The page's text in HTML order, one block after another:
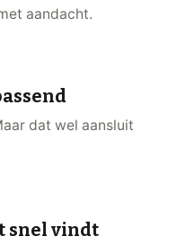
aandacht.
dat wel aansluit
snel vindt